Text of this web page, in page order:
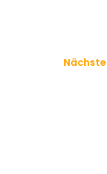
Nächste